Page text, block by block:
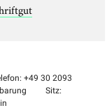
+49 30 2093
Sitz: